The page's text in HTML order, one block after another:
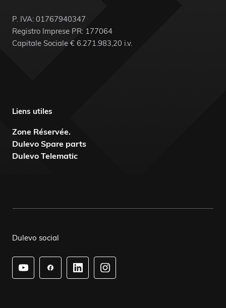
P. IVA: 01767940347
Registro Imprese PR: 177064
Capitale Sociale € 6.271.983,20 i.v.
Liens utiles
Zone Réservée.
Dulevo Spare parts
Dulevo Telematic
Dulevo social